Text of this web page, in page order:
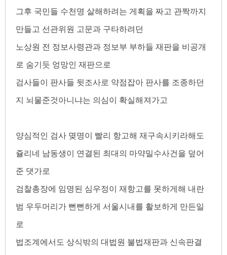
그후 국민들 수천명 살해하려는 게획을 짜고 관짝까지
만들고 선관위원 고문과 구타하려던
노상원 전 정보사령관과 정보부 부하들 재판을 비공개
로 숨기듯 엉망인 재판으로
검사들이 판사들 뒷조사로 약점잡아 판사를 조종하던
지 뇌물준것아니냐는 의심이 확실해져가고
양심적인 검사 몆명이 빨리 항고해 재구속시키라해도
쥴리네 남동생이 연결된 최대의 마약밀수사건을 덮어
준 댓가로
검찰총장에 임명된 심우정이 재항고를 못하게해 내란
범 우두머리가 뻔뻔하게 서울시내를 활보하게 만든일
로
법조계에서도 상식밖의 대법원 불법재판과 신속판결